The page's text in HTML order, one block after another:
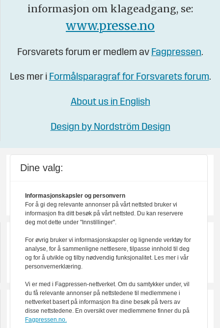
informasjon om klageadgang, se:
www.presse.no
Forsvarets forum er medlem av Fagpressen.
Les mer i Formålsparagraf for Forsvarets forum.
About us in English
Design by Nordström Design
Dine valg:
Informasjonskapsler og personvern
For å gi deg relevante annonser på vårt nettsted bruker vi
informasjon fra ditt besøk på vårt nettsted. Du kan reservere
deg mot dette under "Innstillinger".
For øvrig bruker vi informasjonskapsler og lignende verktøy for
analyse, for å sammenligne nettlesere, tilpasse innhold til deg
og for å utvikle og tilby nødvendig funksjonalitet. Les mer i vår
personvernerklæring.
Vi er med i Fagpressen-nettverket. Om du samtykker under, vil
du få relevante annonser på nettstedene til medlemmene i
nettverket basert på informasjon fra dine besøk på tvers av
disse nettstedene. En oversikt over medlemmene finner du på
Fagpressen.no.